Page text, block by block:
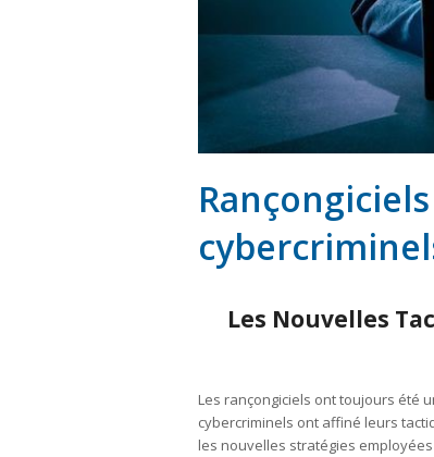
Les Nouvelles
Les rançongiciels ont toujours été
cybercriminels ont affiné leurs
les nouvelles stratégies